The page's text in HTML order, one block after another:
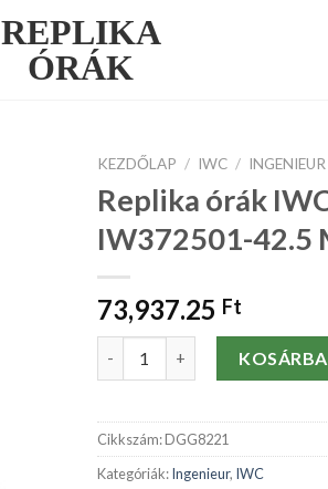
REPLIKA
ÓRÁK
KEZDŐLAP / IWC / INGENIEUR
Replika órák
IW372501-42.5
73,937.25 Ft
Replika órák IWC Ingenieur
Cikkszám:DGG8221
Kategóriák:Ingenieur, IWC